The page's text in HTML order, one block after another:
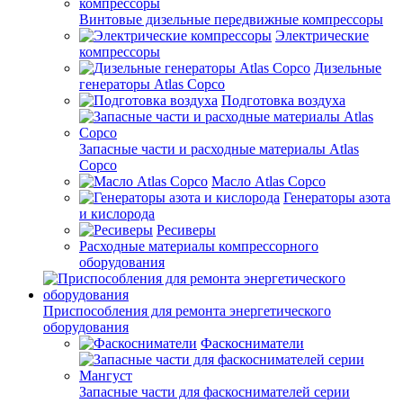
Винтовые дизельные передвижные компрессоры
Электрические
компрессоры
Дизельные
генераторы Atlas Copco
Подготовка воздуха
Запасные части и расходные материалы Atlas
Copco
Масло Atlas Copco
Генераторы азота
и кислорода
Ресиверы
Расходные материалы компрессорного
оборудования
Приспособления для ремонта энергетического
оборудования
Фаскосниматели
Запасные части для фаскоснимателей серии